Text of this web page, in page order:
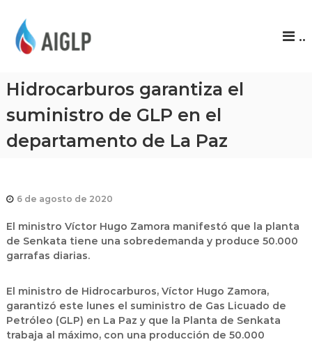
P
..
Hidrocarburos garantiza el
suministro de GLP en el
departamento de La Paz
6 de agosto de 2020
El ministro Víctor Hugo Zamora manifestó que la planta
de Senkata tiene una sobredemanda y produce 50.000
garrafas diarias.
El ministro de Hidrocarburos, Víctor Hugo Zamora,
garantizó este lunes el suministro de Gas Licuado de
Petróleo (GLP) en La Paz y que la Planta de Senkata
trabaja al máximo, con una producción de 50.000